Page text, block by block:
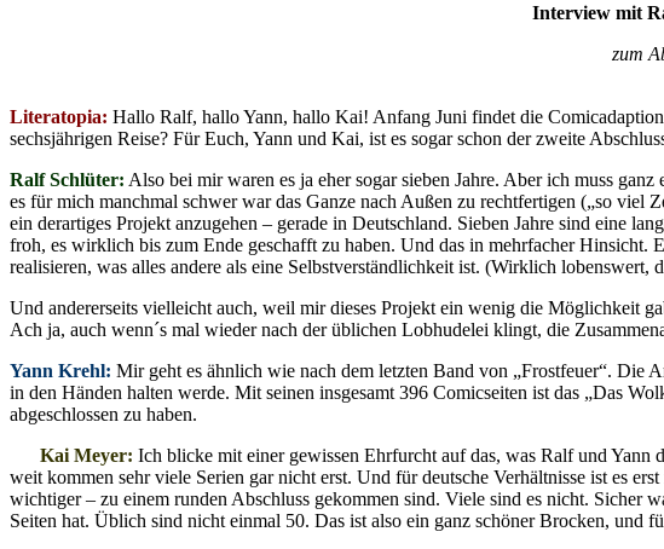
Interview mit
zum
Literatopia: Hallo Ralf, hallo Yann, hallo Kai! Anfang Juni findet die
sechsjährigen Reise? Für Euch, Yann und Kai, ist es sogar schon der zweite
Ralf Schlüter: Also bei mir waren es ja eher sogar sieben Jahre. Aber ich muss
es für mich manchmal schwer war das Ganze nach Außen zu rechtfertigen („so
ein derartiges Projekt anzugehen – gerade in Deutschland. Sieben Jahre sind eine
froh, es wirklich bis zum Ende geschafft zu haben. Und das in mehrfacher
realisieren, was alles andere als eine Selbstverständlichkeit ist. (Wirklich lobenswert,
Und andererseits vielleicht auch, weil mir dieses Projekt ein wenig die Möglichkeit
Ach ja, auch wenn´s mal wieder nach der üblichen Lobhudelei klingt, die
Yann Krehl: Mir geht es ähnlich wie nach dem letzten Band von „Frostfeuer“. Die
in den Händen halten werde. Mit seinen insgesamt 396 Comicseiten ist das „Das
abgeschlossen zu haben.
Kai Meyer: Ich blicke mit einer gewissen Ehrfurcht auf das, was Ralf und
weit kommen sehr viele Serien gar nicht erst. Und für deutsche Verhältnisse ist es
wichtiger – zu einem runden Abschluss gekommen sind. Viele sind es nicht. Sicher
Seiten hat. Üblich sind nicht einmal 50. Das ist also ein ganz schöner Brocken, und